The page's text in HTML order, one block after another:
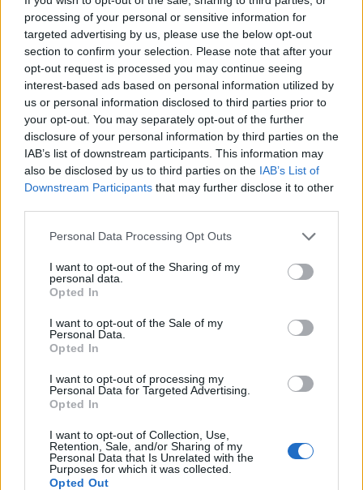
processing of your personal or sensitive information for
targeted advertising by us, please use the below opt-out
section to confirm your selection. Please note that after your
opt-out request is processed you may continue seeing
interest-based ads based on personal information utilized by
us or personal information disclosed to third parties prior to
your opt-out. You may separately opt-out of the further
disclosure of your personal information by third parties on the
IAB’s list of downstream participants. This information may
also be disclosed by us to third parties on the IAB’s List of
Downstream Participants that may further disclose it to other
Personal Data Processing Opt Outs
I want to opt-out of the Sharing of my
personal data.
Opted In
I want to opt-out of the Sale of my
Personal Data.
Opted In
I want to opt-out of processing my
Personal Data for Targeted Advertising.
Opted In
I want to opt-out of Collection, Use,
Retention, Sale, and/or Sharing of my
Personal Data that Is Unrelated with the
Purposes for which it was collected.
Opted Out
TAGS Διατροφή μετά τα 60 για δυνατό μυαλό και σώμα
Δείτε Ακόμη
Μεταπροπονητική πείνα: Ο λόγος που